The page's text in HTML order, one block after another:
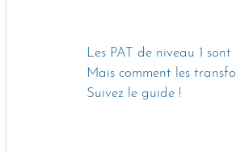
Les PAT de niveau 1 sont
Mais comment les
Suivez le guide !